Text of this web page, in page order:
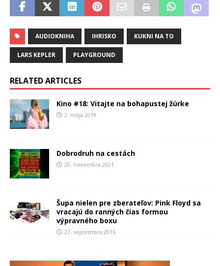
AUDIOKNIHA IHRISKO KUKNI NA TO
LARS KEPLER PLAYGROUND
RELATED ARTICLES
Kino #18: Vitajte na bohapustej žúrke
2. mája 2019
Dobrodruh na cestách
20. novembra 2021
Šupa nielen pre zberateľov: Pink Floyd sa
vracajú do ranných čias formou
výpravného boxu
27. septembra 2016